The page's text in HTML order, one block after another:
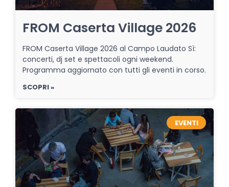
FROM Caserta Village 2026
FROM Caserta Village 2026 al Campo Laudato Sì:
concerti, dj set e spettacoli ogni weekend.
Programma aggiornato con tutti gli eventi in corso.
SCOPRI »
EVENTI